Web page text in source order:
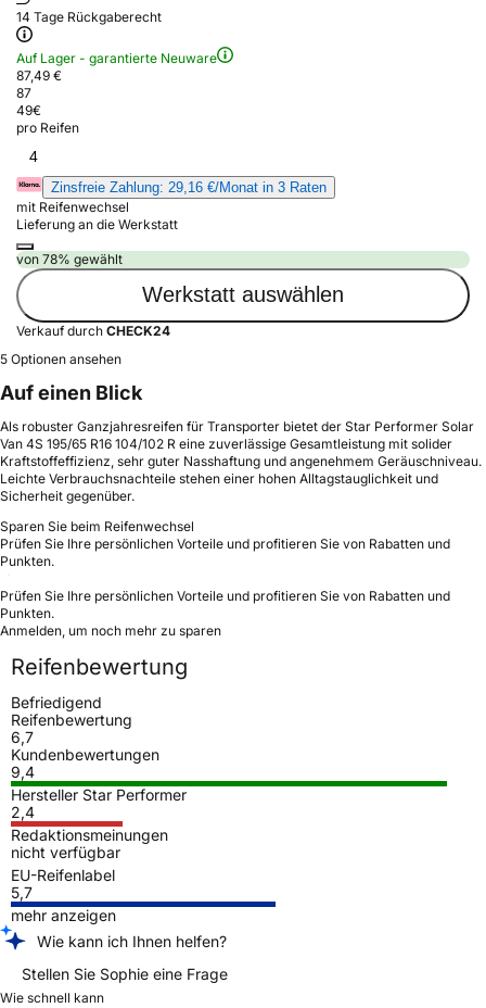
14 Tage Rückgaberecht
Auf Lager - garantierte Neuware
87,49 €
87
49€
pro Reifen
4
Zinsfreie Zahlung: 29,16 €/Monat in 3 Raten
mit Reifenwechsel
Lieferung an die Werkstatt
von 78% gewählt
Werkstatt auswählen
Verkauf durch CHECK24
5 Optionen ansehen
Auf einen Blick
Als robuster Ganzjahresreifen für Transporter bietet der Star Performer Solar
Van 4S 195/65 R16 104/102 R eine zuverlässige Gesamtleistung mit solider
Kraftstoffeffizienz, sehr guter Nasshaftung und angenehmem Geräuschniveau.
Leichte Verbrauchsnachteile stehen einer hohen Alltagstauglichkeit und
Sicherheit gegenüber.
Sparen Sie beim Reifenwechsel
Prüfen Sie Ihre persönlichen Vorteile und profitieren Sie von Rabatten und
Punkten.
Prüfen Sie Ihre persönlichen Vorteile und profitieren Sie von Rabatten und
Punkten.
Anmelden, um noch mehr zu sparen
Reifenbewertung
Befriedigend
Reifenbewertung
6,7
Kundenbewertungen
9,4
Hersteller Star Performer
2,4
Redaktionsmeinungen
nicht verfügbar
EU-Reifenlabel
5,7
mehr anzeigen
Wie kann ich Ihnen helfen?
Stellen Sie Sophie eine Frage
Wie schnell kann